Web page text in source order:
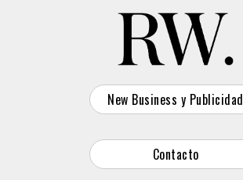
New Business y Publicidad
Contacto